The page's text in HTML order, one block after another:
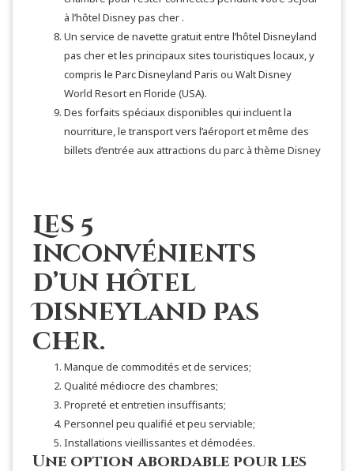
à l’hôtel Disney pas cher .
Un service de navette gratuit entre l’hôtel Disneyland
pas cher et les principaux sites touristiques locaux, y
compris le Parc Disneyland Paris ou Walt Disney
World Resort en Floride (USA).
Des forfaits spéciaux disponibles qui incluent la
nourriture, le transport vers l’aéroport et même des
billets d’entrée aux attractions du parc à thème Disney
Les 5
inconvénients
d’un hôtel
Disneyland pas
cher.
Manque de commodités et de services;
Qualité médiocre des chambres;
Propreté et entretien insuffisants;
Personnel peu qualifié et peu serviable;
Installations vieillissantes et démodées.
Une option abordable pour les